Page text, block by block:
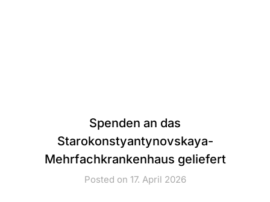
Spenden an das
Starokonstyantynovskaya-
Mehrfachkrankenhaus geliefert
Posted on 17. April 2026